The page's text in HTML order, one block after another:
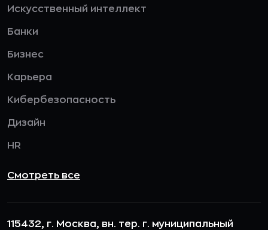
Искусственный интеллект
Банки
Бизнес
Карьера
Кибербезопасность
Дизайн
HR
Смотреть все
115432, г. Москва, вн. тер. г. муниципальный